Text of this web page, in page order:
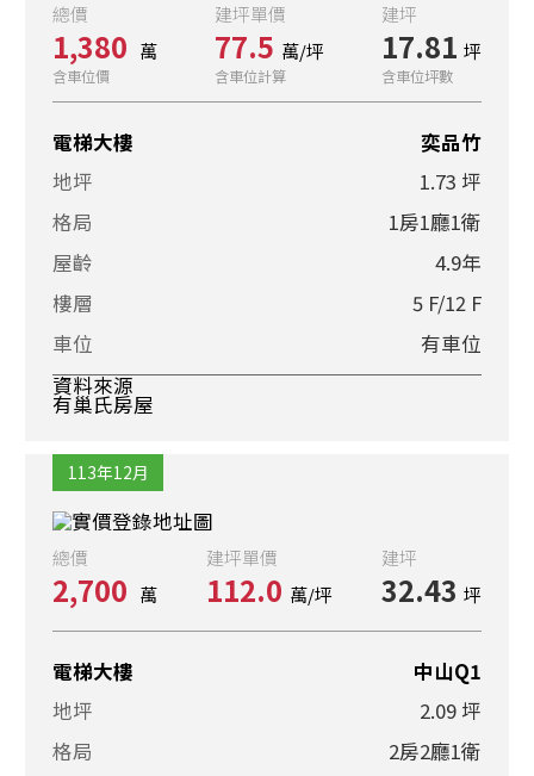
總價
1,380 萬
含車位價
建坪單價
77.5 萬/坪
含車位計算
建坪
17.81 坪
含車位坪數
電梯大樓
奕品竹
地坪
1.73 坪
格局
1房1廳1衛
屋齡
4.9年
樓層
5 F/12 F
車位
有車位
資料來源
有巢氏房屋
113年12月
總價
2,700 萬
建坪單價
112.0 萬/坪
建坪
32.43 坪
電梯大樓
中山Q1
地坪
2.09 坪
格局
2房2廳1衛